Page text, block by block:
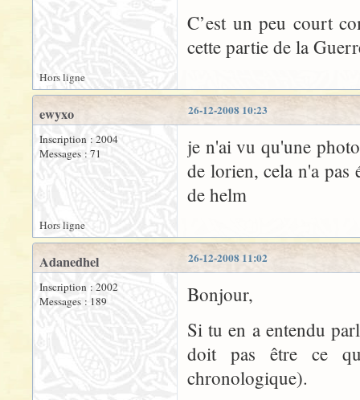
C’est un peu court
cette partie de la
Hors ligne
26-12-2008 10:23
ewyxo
Inscription : 2004
Messages : 71
je n'ai vu qu'une
de lorien, cela n'a
de helm
Hors ligne
26-12-2008 11:02
Adanedhel
Inscription : 2002
Messages : 189
Bonjour,
Si tu en a entendu
doit pas être ce
chronologique).